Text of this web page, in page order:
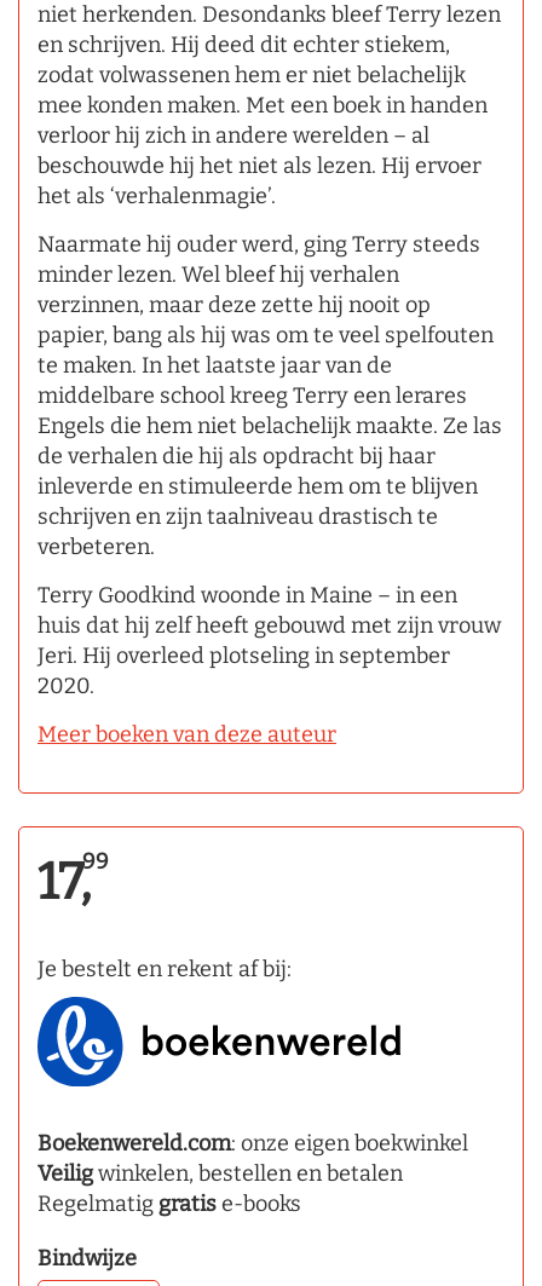
niet herkenden. Desondanks bleef Terry lezen
en schrijven. Hij deed dit echter stiekem,
zodat volwassenen hem er niet belachelijk
mee konden maken. Met een boek in handen
verloor hij zich in andere werelden – al
beschouwde hij het niet als lezen. Hij ervoer
het als ‘verhalenmagie’.
Naarmate hij ouder werd, ging Terry steeds
minder lezen. Wel bleef hij verhalen
verzinnen, maar deze zette hij nooit op
papier, bang als hij was om te veel spelfouten
te maken. In het laatste jaar van de
middelbare school kreeg Terry een lerares
Engels die hem niet belachelijk maakte. Ze las
de verhalen die hij als opdracht bij haar
inleverde en stimuleerde hem om te blijven
schrijven en zijn taalniveau drastisch te
verbeteren.
Terry Goodkind woonde in Maine – in een
huis dat hij zelf heeft gebouwd met zijn vrouw
Jeri. Hij overleed plotseling in september
2020.
Meer boeken van deze auteur
17,99
Je bestelt en rekent af bij:
Boekenwereld.com: onze eigen boekwinkel
Veiligwinkelen, bestellen en betalen
Regelmatig gratise-books
Bindwijze